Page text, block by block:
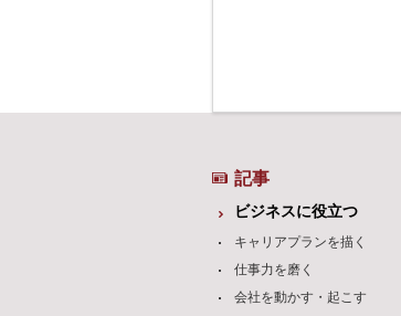
記事
ビジネスに役立つ
キャリアプランを描く
仕事力を磨く
会社を動かす・起こす